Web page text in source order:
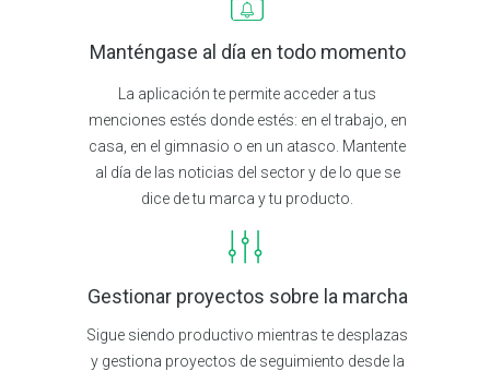
Manténgase al día en todo momento
La aplicación te permite acceder a tus
menciones estés donde estés: en el trabajo, en
casa, en el gimnasio o en un atasco. Mantente
al día de las noticias del sector y de lo que se
dice de tu marca y tu producto.
Sigue siendo productivo mientras te desplazas
y gestiona proyectos de seguimiento desde la
Gestionar proyectos sobre la marcha